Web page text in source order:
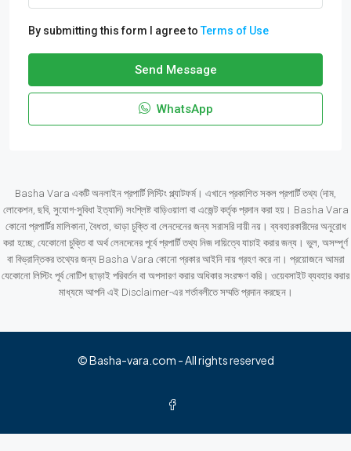
By submitting this form I agree toTerms of Use
Send Message
WhatsApp
Basha Vara একটি অনলাইন প্রপার্টি লিস্টিং প্ল্যাটফর্ম। এখানে প্রকাশিত সকল প্রপার্টি তথ্য (দাম,
লোকেশন, ছবি, সুযোগ-সুবিধা ইত্যাদি) সংশ্লিষ্ট বাড়িওয়ালা বা এজেন্ট কর্তৃক প্রদান করা হয়। Basha Vara
কোনো প্রপার্টির মালিকানা, বৈধতা, ভাড়া চুক্তি বা লেনদেনের জন্য সরাসরি দায়ী নয়। ব্যবহারকারীদের অনুরোধ
করা হচ্ছে, যেকোনো চুক্তি বা অর্থ লেনদেনের পূর্বে প্রপার্টি তথ্য নিজ দায়িত্বে যাচাই করার জন্য। ভুল, অসম্পূর্ণ
বা বিভ্রান্তিকর তথ্যের জন্য Basha Vara কোনো প্রকার আইনি দায় গ্রহণ করে না। প্রয়োজনে আমরা
যেকোনো লিস্টিং পূর্ব নোটিশ ছাড়াই পরিবর্তন বা অপসারণ করার অধিকার সংরক্ষণ করি। ওয়েবসাইট ব্যবহার করার
মাধ্যমে আপনি এই Disclaimer-এর শর্তাবলীতে সম্মতি প্রদান করছেন।
© Basha-vara.com - All rights reserved